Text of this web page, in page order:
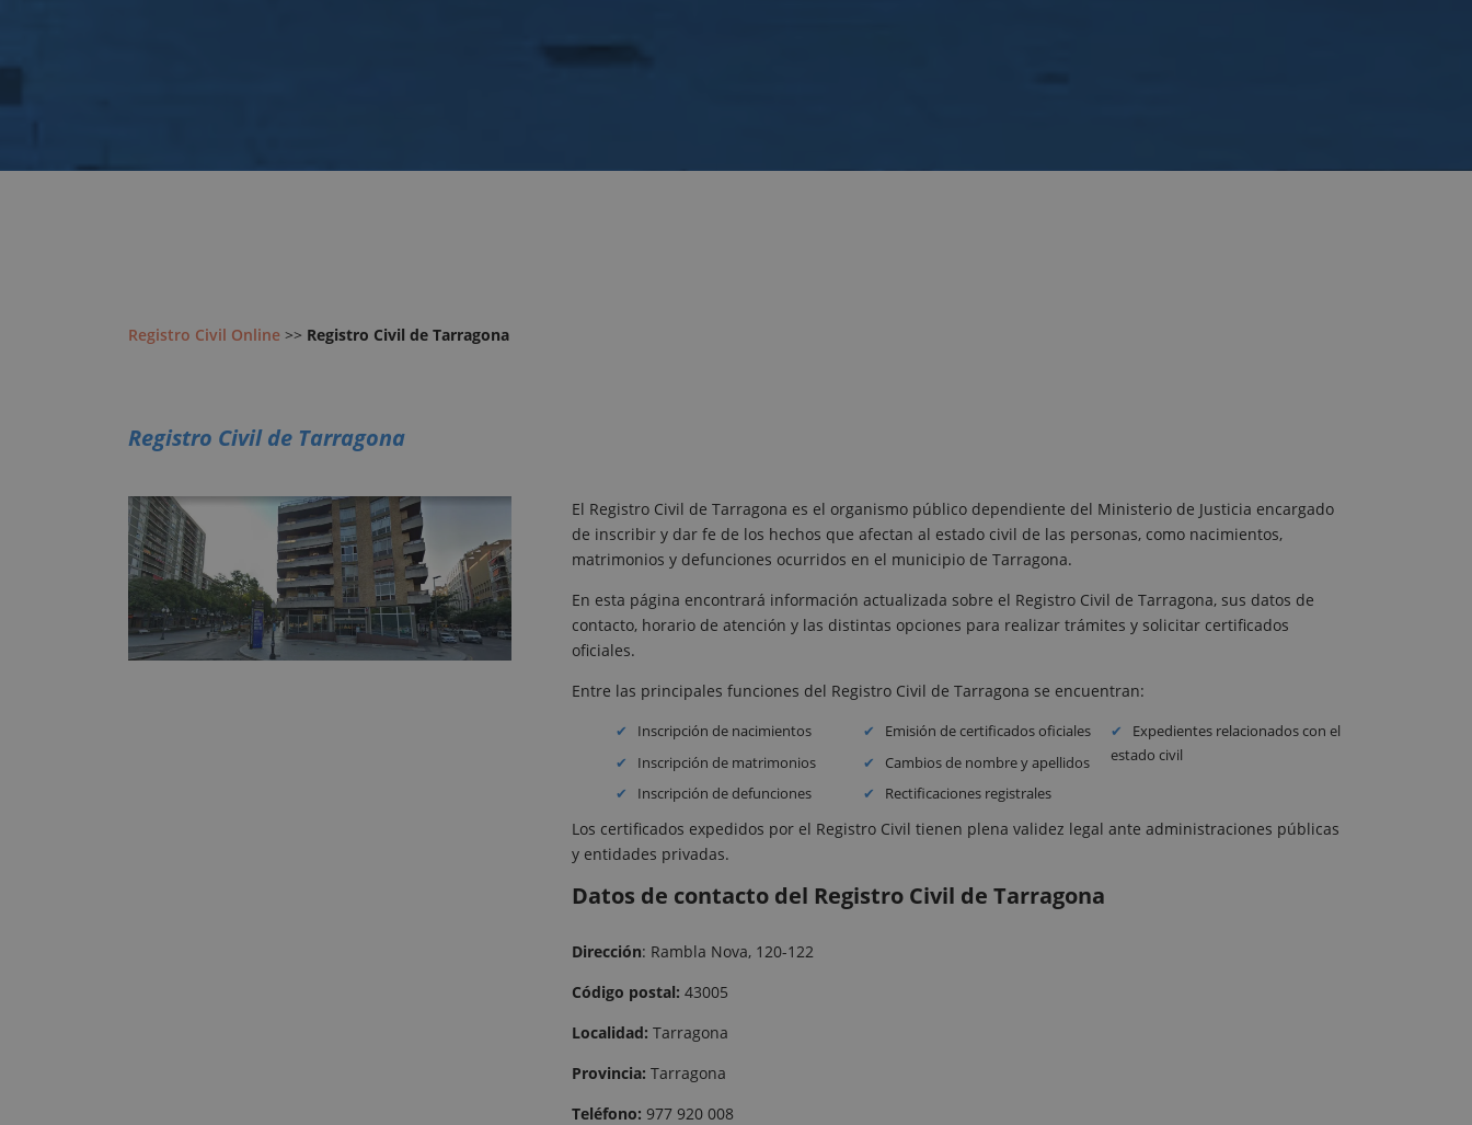
Registro Civil Online >> Registro Civil de Tarragona
Registro Civil de Tarragona
El Registro Civil de Tarragona es el organismo público dependiente del Ministerio de Justicia encargado
de inscribir y dar fe de los hechos que afectan al estado civil de las personas, como nacimientos,
matrimonios y defunciones ocurridos en el municipio de Tarragona.
En esta página encontrará información actualizada sobre el Registro Civil de Tarragona, sus datos de
contacto, horario de atención y las distintas opciones para realizar trámites y solicitar certificados
oficiales.
Entre las principales funciones del Registro Civil de Tarragona se encuentran:
Inscripción de nacimientos
Inscripción de matrimonios
Inscripción de defunciones
Emisión de certificados oficiales
Cambios de nombre y apellidos
Rectificaciones registrales
Expedientes relacionados con el
estado civil
Los certificados expedidos por el Registro Civil tienen plena validez legal ante administraciones públicas
y entidades privadas.
Datos de contacto del Registro Civil de Tarragona
Dirección: Rambla Nova, 120-122
Código postal: 43005
Localidad: Tarragona
Provincia: Tarragona
Teléfono: 977 920 008